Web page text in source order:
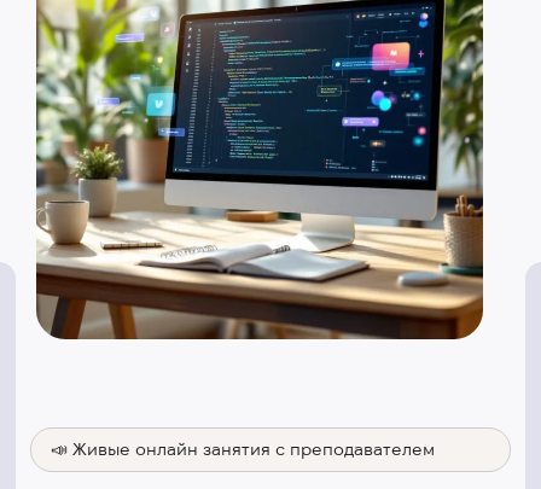
📣 Живые онлайн занятия с преподавателем